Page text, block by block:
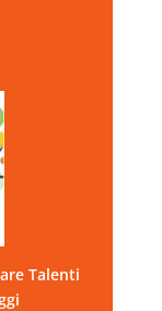
Talenti